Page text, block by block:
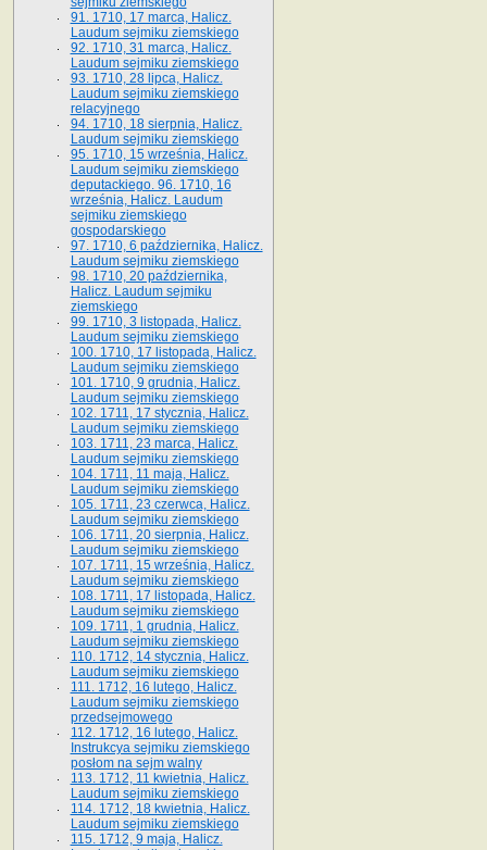
91. 1710, 17 marca, Halicz.
Laudum sejmiku ziemskiego
92. 1710, 31 marca, Halicz.
Laudum sejmiku ziemskiego
93. 1710, 28 lipca, Halicz.
Laudum sejmiku ziemskiego
relacyjnego
94. 1710, 18 sierpnia, Halicz.
Laudum sejmiku ziemskiego
95. 1710, 15 września, Halicz.
Laudum sejmiku ziemskiego
deputackiego. 96. 1710, 16
września, Halicz. Laudum
sejmiku ziemskiego
gospodarskiego
97. 1710, 6 października, Halicz.
Laudum sejmiku ziemskiego
98. 1710, 20 października,
Halicz. Laudum sejmiku
ziemskiego
99. 1710, 3 listopada, Halicz.
Laudum sejmiku ziemskiego
100. 1710, 17 listopada, Halicz.
Laudum sejmiku ziemskiego
101. 1710, 9 grudnia, Halicz.
Laudum sejmiku ziemskiego
102. 1711, 17 stycznia, Halicz.
Laudum sejmiku ziemskiego
103. 1711, 23 marca, Halicz.
Laudum sejmiku ziemskiego
104. 1711, 11 maja, Halicz.
Laudum sejmiku ziemskiego
105. 1711, 23 czerwca, Halicz.
Laudum sejmiku ziemskiego
106. 1711, 20 sierpnia, Halicz.
Laudum sejmiku ziemskiego
107. 1711, 15 września, Halicz.
Laudum sejmiku ziemskiego
108. 1711, 17 listopada, Halicz.
Laudum sejmiku ziemskiego
109. 1711, 1 grudnia, Halicz.
Laudum sejmiku ziemskiego
110. 1712, 14 stycznia, Halicz.
Laudum sejmiku ziemskiego
111. 1712, 16 lutego, Halicz.
Laudum sejmiku ziemskiego
przedsejmowego
112. 1712, 16 lutego, Halicz.
Instrukcya sejmiku ziemskiego
posłom na sejm walny
113. 1712, 11 kwietnia, Halicz.
Laudum sejmiku ziemskiego
114. 1712, 18 kwietnia, Halicz.
Laudum sejmiku ziemskiego
115. 1712, 9 maja, Halicz.